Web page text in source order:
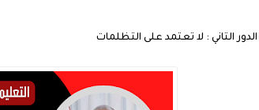
التاني : لا تعتمد على التظلمات